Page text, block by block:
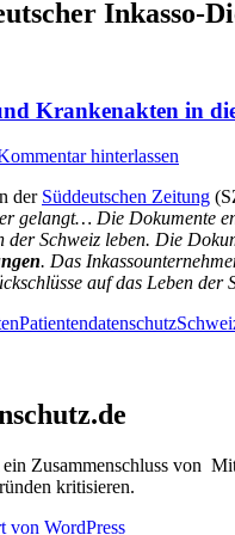
Inkasso-
Krankenakten in
hinterlassen
der Süddeutschen Zeitung
gelangt… Die Dokumente
der Schweiz leben. Die
. Das
auf das Leben
Patientendatenschutz
e.V.
ein Zusammenschluss von
kritisieren.
von WordPress